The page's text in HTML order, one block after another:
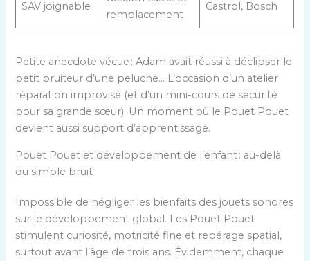
SAV joignable
remplacement
Castrol, Bosch
Petite anecdote vécue : Adam avait réussi à déclipser le
petit bruiteur d’une peluche… L’occasion d’un atelier
réparation improvisé (et d’un mini-cours de sécurité
pour sa grande sœur). Un moment où le Pouet Pouet
devient aussi support d’apprentissage.
Pouet Pouet et développement de l’enfant : au-delà
du simple bruit
Impossible de négliger les bienfaits des jouets sonores
sur le développement global. Les Pouet Pouet
stimulent curiosité, motricité fine et repérage spatial,
surtout avant l’âge de trois ans. Évidemment, chaque